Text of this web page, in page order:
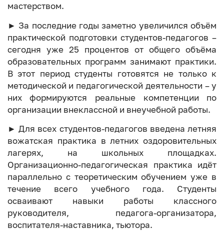
мастерством.
► За последние годы заметно увеличился объём
практической подготовки студентов-педагогов –
сегодня уже 25 процентов от общего объёма
образовательных программ занимают практики.
В этот период студенты готовятся не только к
методической и педагогической деятельности – у
них формируются реальные компетенции по
организации внеклассной и внеучебной работы.
► Для всех студентов-педагогов введена летняя
вожатская практика в летних оздоровительных
лагерях, на школьных площадках.
Организационно-педагогическая практика идёт
параллельно с теоретическим обучением уже в
течение всего учебного года. Студенты
осваивают навыки работы классного
руководителя, педагога-организатора,
воспитателя-наставника, тьютора.